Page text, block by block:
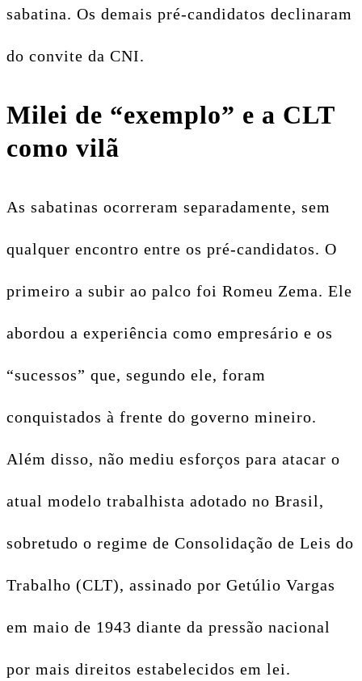
sabatina. Os demais pré-candidatos declinaram
do convite da CNI.
Milei de “exemplo” e a CLT
como vilã
As sabatinas ocorreram separadamente, sem
qualquer encontro entre os pré-candidatos. O
primeiro a subir ao palco foi Romeu Zema. Ele
abordou a experiência como empresário e os
“sucessos” que, segundo ele, foram
conquistados à frente do governo mineiro.
Além disso, não mediu esforços para atacar o
atual modelo trabalhista adotado no Brasil,
sobretudo o regime de Consolidação de Leis do
Trabalho (CLT), assinado por Getúlio Vargas
em maio de 1943 diante da pressão nacional
por mais direitos estabelecidos em lei.